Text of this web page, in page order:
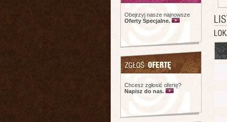
Obejrzyj nasze najnowsze
Oferty Specjalne.
Chcesz zgłosić ofertę?
Napisz do nas.